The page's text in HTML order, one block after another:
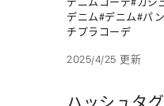
デニム#デニム#パ
チプラコーデ
2025/4/25 更新